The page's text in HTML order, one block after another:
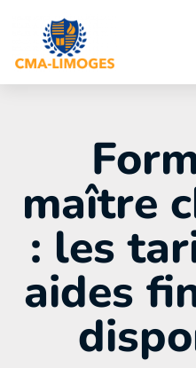
maître
: les
aides